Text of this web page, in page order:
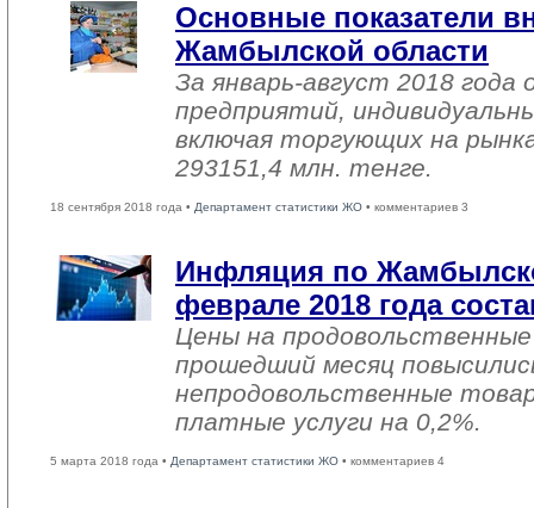
Основные показатели
Жамбылской области
За январь-август 2018
предприятий,
включая торгующих на
293151,4 млн. тенге.
18 сентября 2018 года • Департамент статистики ЖО • комментариев 3
Инфляция по
феврале 2018 года
Цены на
прошедший месяц
непродовольственные
платные услуги на 0,2%.
5 марта 2018 года • Департамент статистики ЖО • комментариев 4